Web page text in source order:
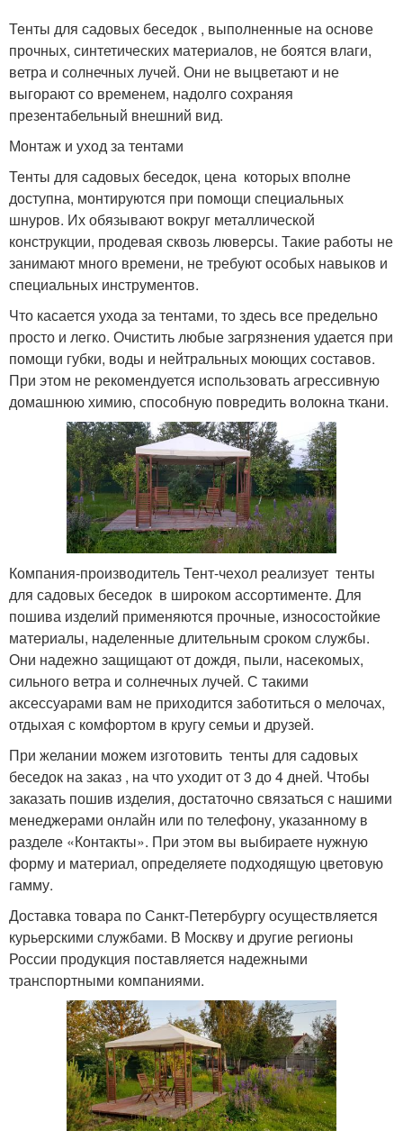
Тенты для садовых беседок , выполненные на основе
прочных, синтетических материалов, не боятся влаги,
ветра и солнечных лучей. Они не выцветают и не
выгорают со временем, надолго сохраняя
презентабельный внешний вид.
Монтаж и уход за тентами
Тенты для садовых беседок, цена которых вполне
доступна, монтируются при помощи специальных
шнуров. Их обязывают вокруг металлической
конструкции, продевая сквозь люверсы. Такие работы не
занимают много времени, не требуют особых навыков и
специальных инструментов.
Что касается ухода за тентами, то здесь все предельно
просто и легко. Очистить любые загрязнения удается при
помощи губки, воды и нейтральных моющих составов.
При этом не рекомендуется использовать агрессивную
домашнюю химию, способную повредить волокна ткани.
Компания-производитель Тент-чехол реализует тенты
для садовых беседок в широком ассортименте. Для
пошива изделий применяются прочные, износостойкие
материалы, наделенные длительным сроком службы.
Они надежно защищают от дождя, пыли, насекомых,
сильного ветра и солнечных лучей. С такими
аксессуарами вам не приходится заботиться о мелочах,
отдыхая с комфортом в кругу семьи и друзей.
При желании можем изготовить тенты для садовых
беседок на заказ , на что уходит от 3 до 4 дней. Чтобы
заказать пошив изделия, достаточно связаться с нашими
менеджерами онлайн или по телефону, указанному в
разделе «Контакты». При этом вы выбираете нужную
форму и материал, определяете подходящую цветовую
гамму.
Доставка товара по Санкт-Петербургу осуществляется
курьерскими службами. В Москву и другие регионы
России продукция поставляется надежными
транспортными компаниями.